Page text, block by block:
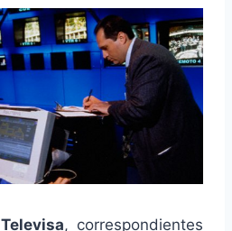
Televisa, correspondientes